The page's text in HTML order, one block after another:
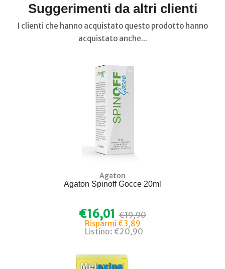
Suggerimenti da altri clienti
I clienti che hanno acquistato questo prodotto hanno
acquistato anche...
Agaton
Agaton Spinoff Gocce 20ml
€16,01 €19,90
Risparmi €3,89
Listino: €20,90